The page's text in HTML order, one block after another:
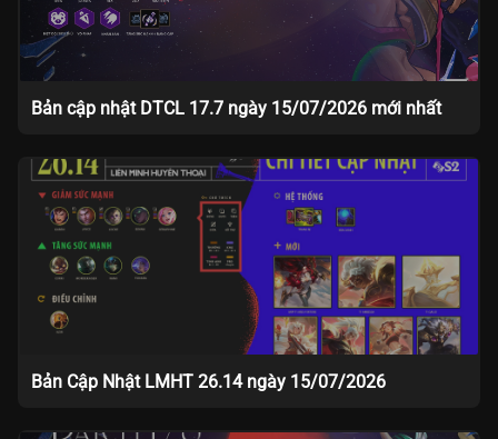
Bản cập nhật DTCL 17.7 ngày 15/07/2026 mới nhất
Bản Cập Nhật LMHT 26.14 ngày 15/07/2026